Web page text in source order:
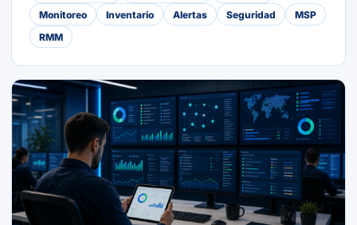
Monitoreo
Inventario Alertas Seguridad
MSP
RMM